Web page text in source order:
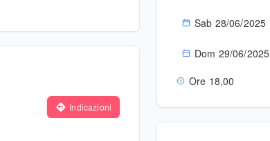
Indicazioni
Sab 28/06/2025
Dom 29/06/2025
Ore 18,00